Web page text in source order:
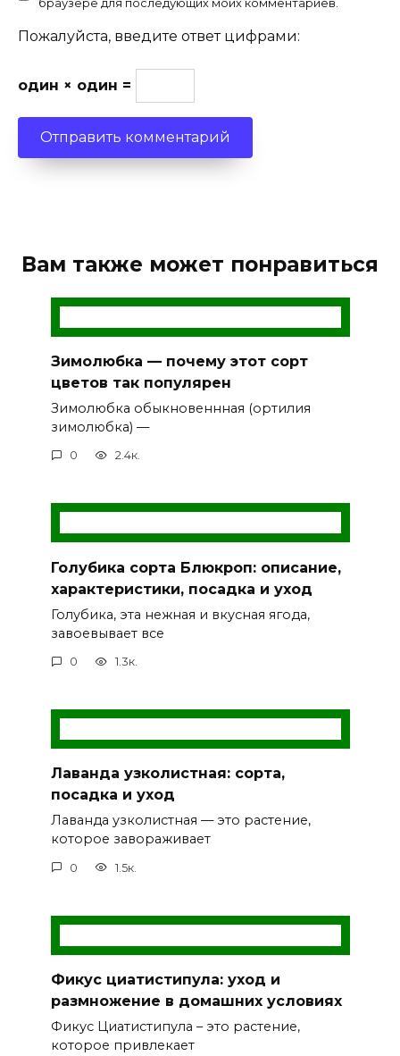
браузере для последующих моих комментариев.
Пожалуйста, введите ответ цифрами:
один × один =
Вам также может понравиться
Зимолюбка — почему этот сорт
цветов так популярен
Зимолюбка обыкновеннная (ортилия
зимолюбка) —
0 2.4к.
Голубика сорта Блюкроп: описание,
характеристики, посадка и уход
Голубика, эта нежная и вкусная ягода,
завоевывает все
0 1.3к.
Лаванда узколистная: сорта,
посадка и уход
Лаванда узколистная — это растение,
которое завораживает
0 1.5к.
Фикус циатистипула: уход и
размножение в домашних условиях
Фикус Циатистипула – это растение,
которое привлекает